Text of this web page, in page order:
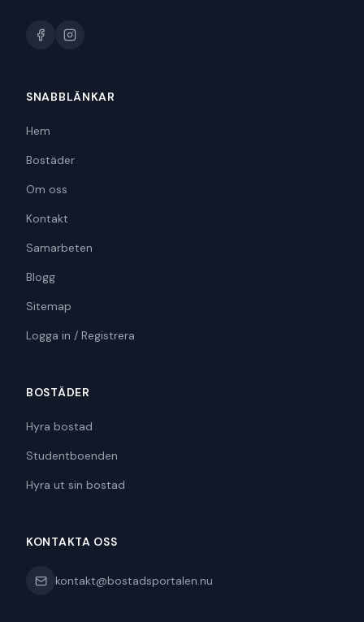
SNABBLÄNKAR
Hem
Bostäder
Om oss
Kontakt
Samarbeten
Blogg
Sitemap
Logga in / Registrera
BOSTÄDER
Hyra bostad
Studentboenden
Hyra ut sin bostad
KONTAKTA OSS
kontakt@bostadsportalen.nu